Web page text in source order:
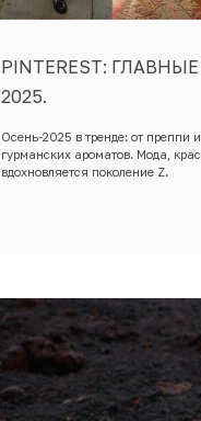
PINTEREST:
2025.
Осень-2025 в тренде: от преппи
гурманских ароматов. Мода,
вдохновляется поколение Z.